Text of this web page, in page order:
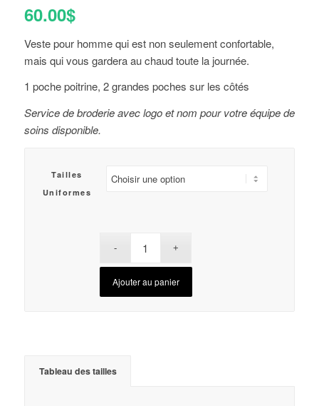
60.00$
Veste pour homme qui est non seulement confortable,
mais qui vous gardera au chaud toute la journée.
1 poche poitrine, 2 grandes poches sur les côtés
Service de broderie avec logo et nom pour votre équipe de
soins disponible.
Tailles
Uniformes
Ajouter au panier
Tableau des tailles